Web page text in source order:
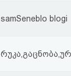
samSeneblo blogi